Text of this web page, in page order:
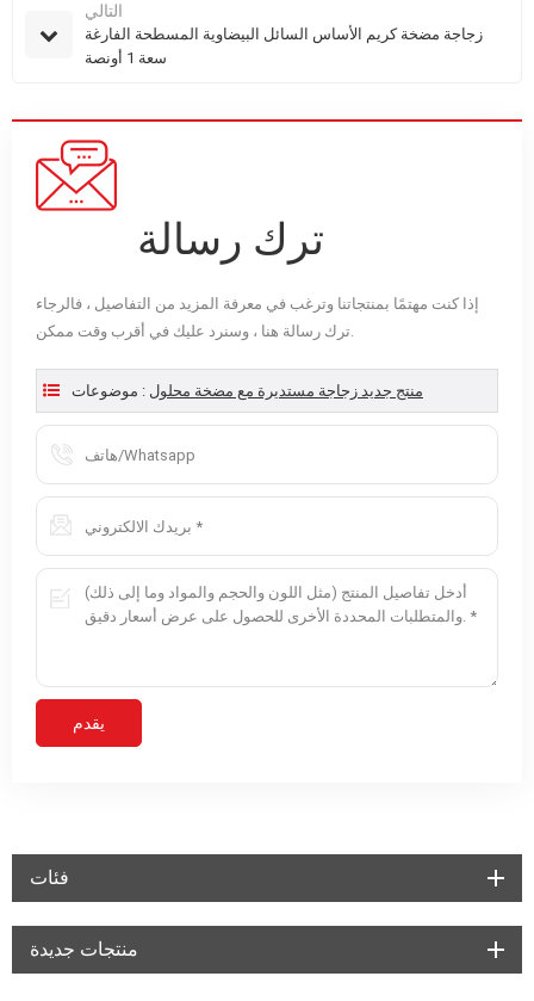
التالي
زجاجة مضخة كريم الأساس السائل البيضاوية المسطحة الفارغة
سعة 1 أونصة
ترك رسالة
إذا كنت مهتمًا بمنتجاتنا وترغب في معرفة المزيد من التفاصيل ، فالرجاء
ترك رسالة هنا ، وسنرد عليك في أقرب وقت ممكن.
موضوعات : منتج جديد زجاجة مستديرة مع مضخة محلول
فئات
منتجات جديدة